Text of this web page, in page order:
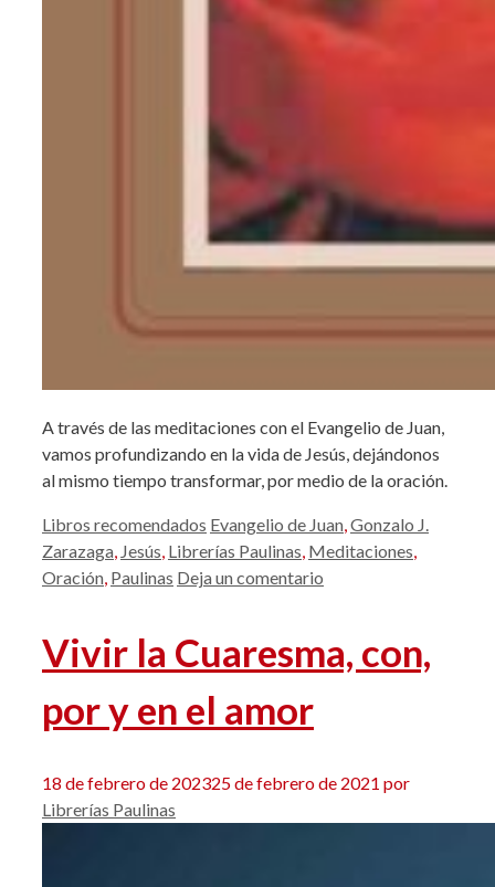
A través de las meditaciones con el Evangelio de Juan,
vamos profundizando en la vida de Jesús, dejándonos
al mismo tiempo transformar, por medio de la oración.
Categorías
Libros recomendados Etiquetas
Evangelio de Juan,Gonzalo J.
Zarazaga, Jesús, Librerías Paulinas, Meditaciones,
Oración, Paulinas Deja un comentario
Vivir la Cuaresma, con,
por y en el amor
18 de febrero de 202325 de febrero de 2021 por
Librerías Paulinas